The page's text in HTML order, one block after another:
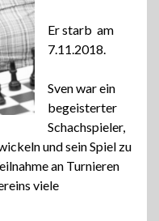
Er starb am
7.11.2018.
Sven war ein
begeisterter
Schachspieler,
und sein Spiel zu
an Turnieren
viele